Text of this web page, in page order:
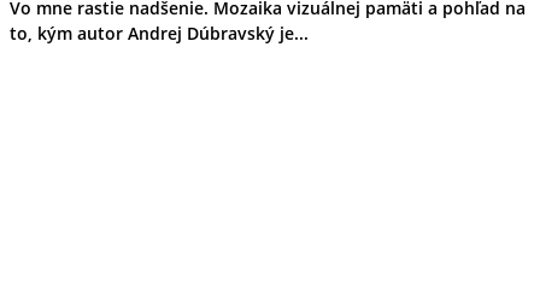
Vo mne rastie nadšenie. Mozaika vizuálnej pamäti a pohľad na
to, kým autor Andrej Dúbravský je...